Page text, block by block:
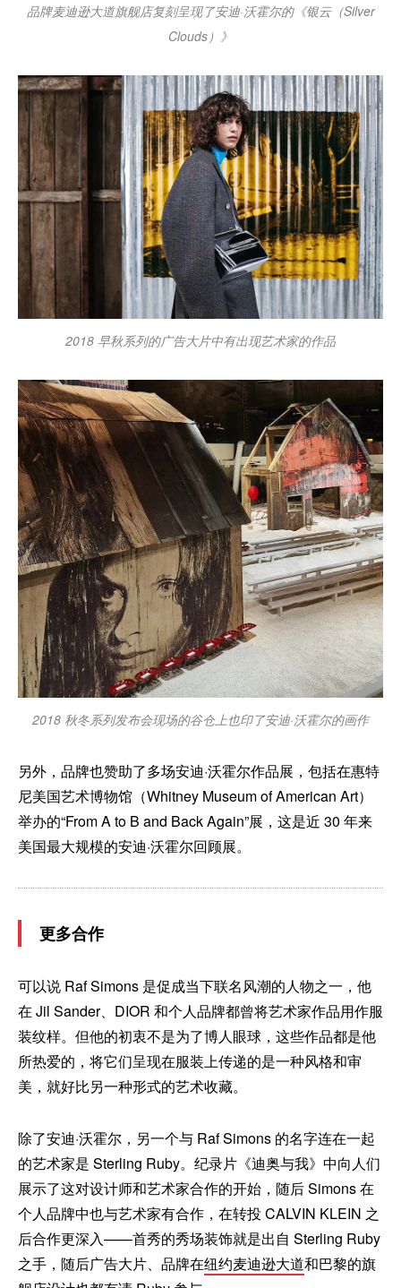
品牌麦迪逊大道旗舰店复刻呈现了安迪·沃霍尔的《银云（Silver
Clouds）》
2018 早秋系列的广告大片中有出现艺术家的作品
2018 秋冬系列发布会现场的谷仓上也印了安迪·沃霍尔的画作
另外，品牌也赞助了多场安迪·沃霍尔作品展，包括在惠特
尼美国艺术博物馆（Whitney Museum of American Art）
举办的“From A to B and Back Again”展，这是近 30 年来
美国最大规模的安迪·沃霍尔回顾展。
更多合作
可以说 Raf Simons 是促成当下联名风潮的人物之一，他
在 Jil Sander、DIOR 和个人品牌都曾将艺术家作品用作服
装纹样。但他的初衷不是为了博人眼球，这些作品都是他
所热爱的，将它们呈现在服装上传递的是一种风格和审
美，就好比另一种形式的艺术收藏。
除了安迪·沃霍尔，另一个与 Raf Simons 的名字连在一起
的艺术家是 Sterling Ruby。纪录片《迪奥与我》中向人们
展示了这对设计师和艺术家合作的开始，随后 Simons 在
个人品牌中也与艺术家有合作，在转投 CALVIN KLEIN 之
后合作更深入——首秀的秀场装饰就是出自 Sterling Ruby
之手，随后广告大片、品牌在纽约麦迪逊大道和巴黎的旗